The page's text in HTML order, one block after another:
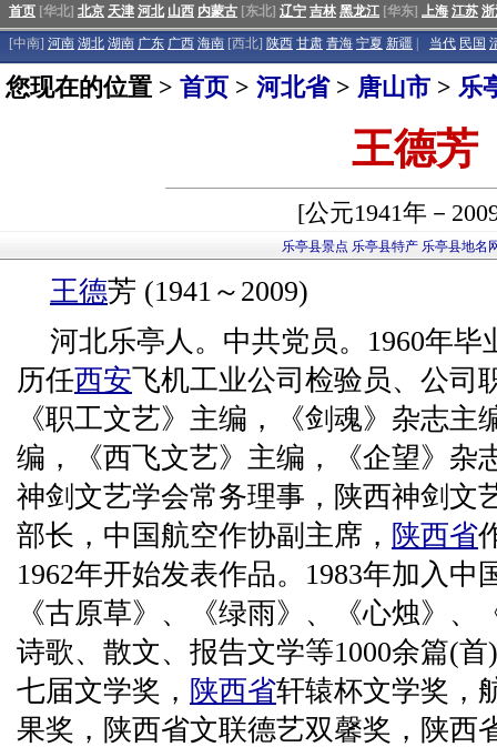
首页 [华北] 北京 天津 河北 山西 内蒙古 [东北] 辽宁 吉林 黑龙江 [华东] 上海 江苏
[中南] 河南 湖北 湖南 广东 广西 海南 [西北] 陕西 甘肃 青海 宁夏 新疆 当代 民国
您现在的位置 > 首页 > 河北省> 唐山市 > 乐
王德芳
[公元1941年－
乐亭县景点 乐亭县特产 乐亭县地名
王德芳 (1941～2009)
河北乐亭人。中共党员。1960年毕
历任西安飞机工业公司检验员、公司
《职工文艺》主编，《剑魂》杂志主
编，《西飞文艺》主编，《企望》杂
神剑文艺学会常务理事，陕西神剑文
部长，中国航空作协副主席， 陕西省
1962年开始发表作品。1983年加入中
《古原草》、《绿雨》、《心烛》、
诗歌、散文、报告文学等1000余篇(首
七届文学奖， 陕西省轩辕杯文学奖，
果奖，陕西省文联德艺双馨奖，陕西